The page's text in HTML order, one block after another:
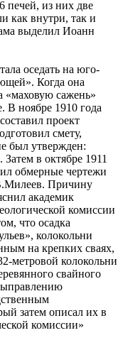
печей, из них две
как внутри, так и
выделил Иоанн
оседать на юго-
Когда она
«маховую сажень»
В ноябре 1910 года
проект
смету,
был утвержден:
в октябре 1911
обмерные чертежи
Причину
академик
комиссии
что осадка
колокольни
на крепких сваях,
метровой колокольни
свайного
затем описал их в
комиссии»